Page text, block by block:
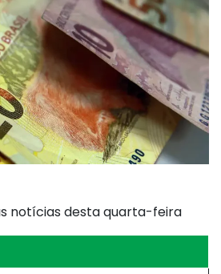
notícias desta quarta-feira